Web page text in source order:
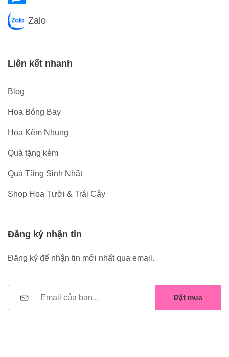
Zalo
Liên kết nhanh
Blog
Hoa Bóng Bay
Hoa Kẽm Nhung
Quà tặng kèm
Quà Tặng Sinh Nhật
Shop Hoa Tười & Trái Cây
Đăng ký nhận tin
Đăng ký để nhận tin mới nhất qua email.
Đặt mua